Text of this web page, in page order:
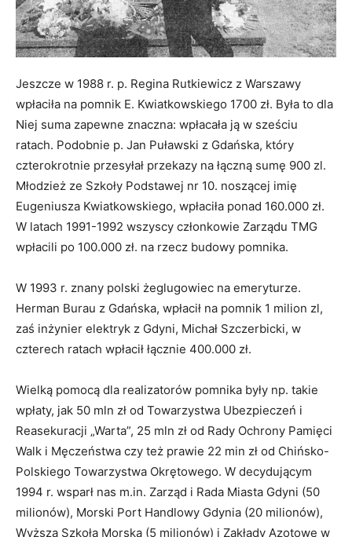
Jeszcze w 1988 r. p. Regina Rutkiewicz z Warszawy
wpłaciła na pomnik E. Kwiatkowskiego 1700 zł. Była to dla
Niej suma zapewne znaczna: wpłacała ją w sześciu
ratach. Podobnie p. Jan Puławski z Gdańska, który
czterokrotnie przesyłał przekazy na łączną sumę 900 zl.
Młodzież ze Szkoły Podstawej nr 10. noszącej imię
Eugeniusza Kwiatkowskiego, wpłaciła ponad 160.000 zł.
W latach 1991-1992 wszyscy członkowie Zarządu TMG
wpłacili po 100.000 zł. na rzecz budowy pomnika.
W 1993 r. znany polski żeglugowiec na emeryturze.
Herman Burau z Gdańska, wpłacił na pomnik 1 milion zl,
zaś inżynier elektryk z Gdyni, Michał Szczerbicki, w
czterech ratach wpłacił łącznie 400.000 zł.
Wielką pomocą dla realizatorów pomnika były np. takie
wpłaty, jak 50 mln zł od Towarzystwa Ubezpieczeń i
Reasekuracji „Warta”, 25 mln zł od Rady Ochrony Pamięci
Walk i Męczeństwa czy też prawie 22 min zł od Chińsko-
Polskiego Towarzystwa Okrętowego. W decydującym
1994 r. wsparł nas m.in. Zarząd i Rada Miasta Gdyni (50
milionów), Morski Port Handlowy Gdynia (20 milionów),
Wyższa Szkoła Morska (5 milionów) i Zakłady Azotowe w